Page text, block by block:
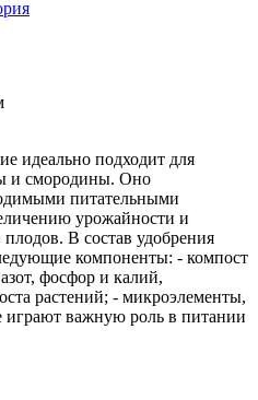
идеально подходит для
и смородины. Оно
питательными
урожайности и
В состав удобрения
компоненты: - компост
фосфор и калий,
растений; - микроэлементы,
играют важную роль в питании